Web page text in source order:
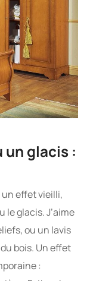
glacis :
effet vieilli,
le glacis. J’aime
ou un lavis
bois. Un effet
: